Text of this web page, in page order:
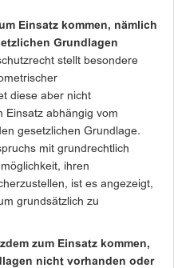
Einsatz kommen, nämlich
Grundlagen
stellt besondere
diese aber nicht
Einsatz abhängig vom
gesetzlichen Grundlage.
mit grundrechtlich
ihren
ist es angezeigt,
grundsätzlich zu
zum Einsatz kommen,
nicht vorhanden oder